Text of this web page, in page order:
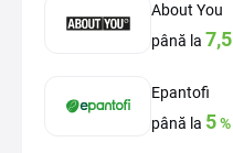
About You
până la 7,5
Epantofi
până la 5%